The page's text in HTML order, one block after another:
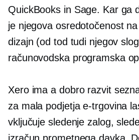
QuickBooks in Sage. Kar ga
je njegova osredotočenost
dizajn (od tod tudi njegov
računovodska programska
Xero ima a dobro razvit
za mala podjetjae-trgovina
vključuje sledenje zalog,